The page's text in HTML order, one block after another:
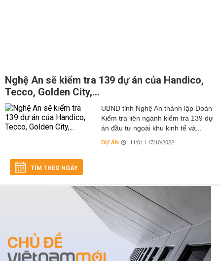
Nghệ An sẽ kiểm tra 139 dự án của Handico,
Tecco, Golden City,...
UBND tỉnh Nghệ An thành lập Đoàn
Kiểm tra liên ngành kiểm tra 139 dự
án đầu tư ngoài khu kinh tế và...
DỰ ÁN 11:01 | 17/10/2022
TÌM THEO NGÀY